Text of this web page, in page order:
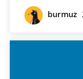
burmuz